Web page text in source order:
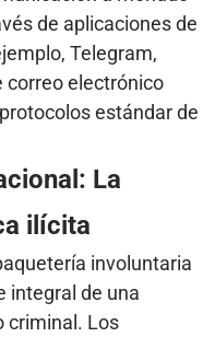
de aplicaciones de
Telegram,
correo electrónico
estándar de
La
ilícita
involuntaria
integral de una
criminal. Los